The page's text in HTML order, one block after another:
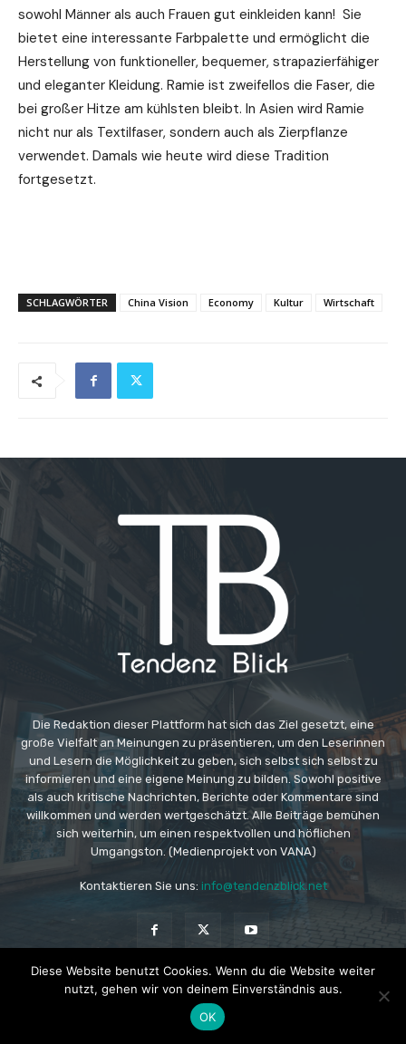
sowohl Männer als auch Frauen gut einkleiden kann! Sie
bietet eine interessante Farbpalette und ermöglicht die
Herstellung von funktioneller, bequemer, strapazierfähiger
und eleganter Kleidung. Ramie ist zweifellos die Faser, die
bei großer Hitze am kühlsten bleibt. In Asien wird Ramie
nicht nur als Textilfaser, sondern auch als Zierpflanze
verwendet. Damals wie heute wird diese Tradition
fortgesetzt.
SCHLAGWÖRTER China Vision Economy Kultur Wirtschaft
Die Redaktion dieser Plattform hat sich das Ziel gesetzt, eine
große Vielfalt an Meinungen zu präsentieren, um den Leserinnen
und Lesern die Möglichkeit zu geben, sich selbst sich selbst zu
informieren und eine eigene Meinung zu bilden. Sowohl positive
als auch kritische Nachrichten, Berichte oder Kommentare sind
willkommen und werden wertgeschätzt. Alle Beiträge bemühen
sich weiterhin, um einen respektvollen und höflichen
Umgangston. (Medienprojekt von VANA)
Kontaktieren Sie uns: info@tendenzblick.net
© Copyright - TB - Aktuelle Nachrichten online
Datenschutzerklärung
Diese Website benutzt Cookies. Wenn du die Website weiter
nutzt, gehen wir von deinem Einverständnis aus.
OK